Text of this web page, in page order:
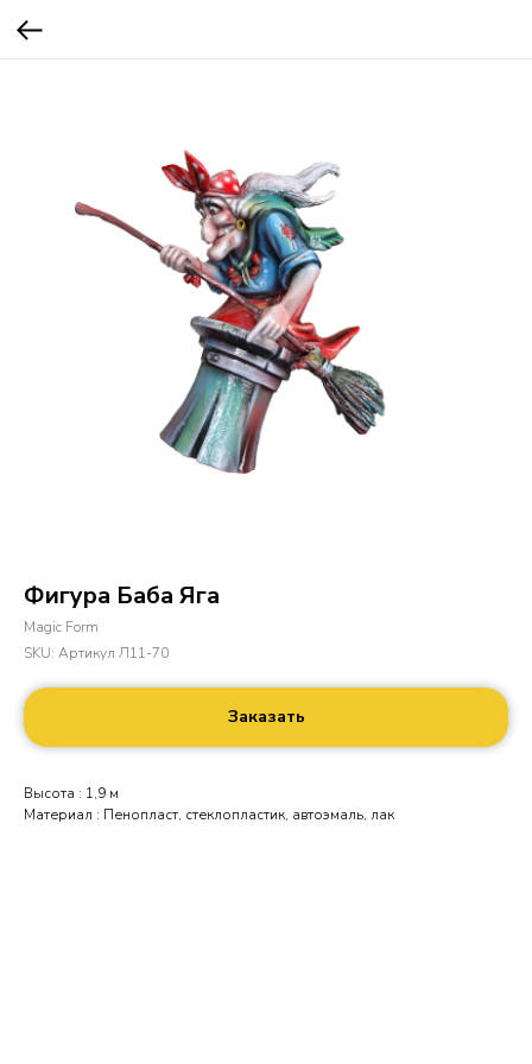
Фигура Баба Яга
Magic Form
SKU: Артикул Л11-70
Заказать
Высота : 1,9 м
Материал : Пенопласт, стеклопластик, автоэмаль, лак